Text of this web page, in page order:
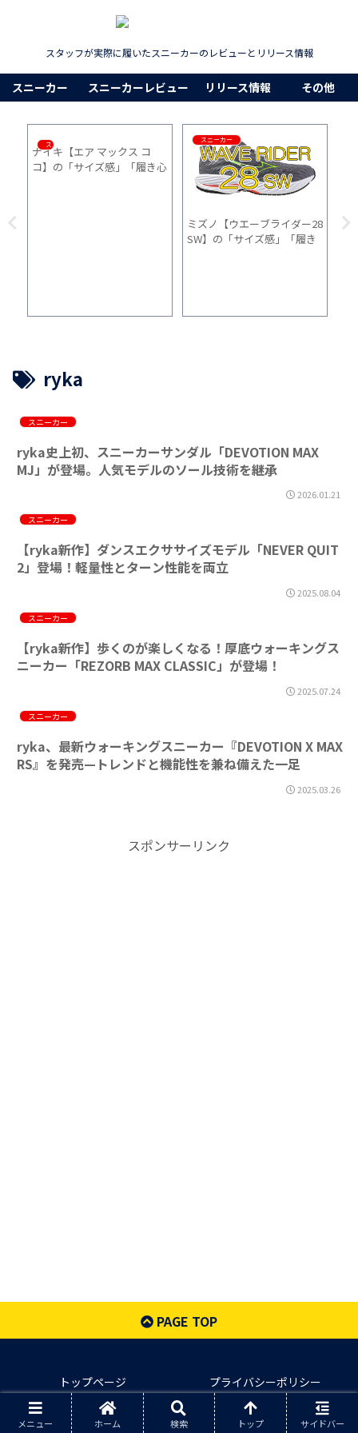
スタッフが実際に履いたスニーカーのレビューとリリース情報
スニーカー スニーカーレビュー リリース情報 その他
スニーカー
ナイキ【エア マックス コ
コ】の「サイズ感」「履き心
スニーカー
ミズノ【ウエーブライダー28
SW】の「サイズ感」「履き
ryka
スニーカー
ryka史上初、スニーカーサンダル「DEVOTION MAX
MJ」が登場。人気モデルのソール技術を継承
2026.01.21
スニーカー
【ryka新作】ダンスエクササイズモデル「NEVER QUIT
2」登場！軽量性とターン性能を両立
2025.08.04
スニーカー
【ryka新作】歩くのが楽しくなる！厚底ウォーキングス
ニーカー「REZORB MAX CLASSIC」が登場！
2025.07.24
スニーカー
ryka、最新ウォーキングスニーカー『DEVOTION X MAX
RS』を発売—トレンドと機能性を兼ね備えた一足
2025.03.26
スポンサーリンク
PAGE TOP
トップページ
プライバシーポリシー
© 2022 Sneaker Headline.
メニュー ホーム 検索 トップ サイドバー